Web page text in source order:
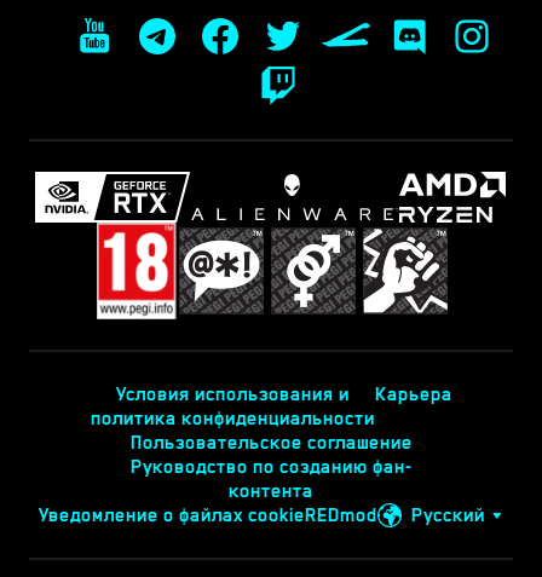
Условия использования и
политика конфиденциальности
Карьера
Пользовательское соглашение
Руководство по созданию фан-
контента
Уведомление о файлах cookieREDmod Русский